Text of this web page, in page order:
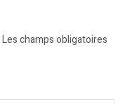
Les champs obligatoires